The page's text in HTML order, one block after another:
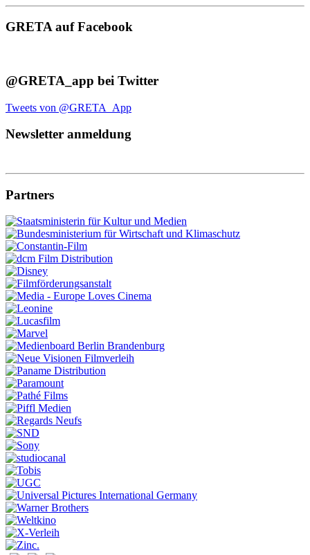
GRETA auf Facebook
@GRETA_app bei Twitter
Tweets von @GRETA_App
Newsletter anmeldung
Partners